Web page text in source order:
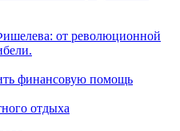
от революционной
финансовую помощь
отдыха